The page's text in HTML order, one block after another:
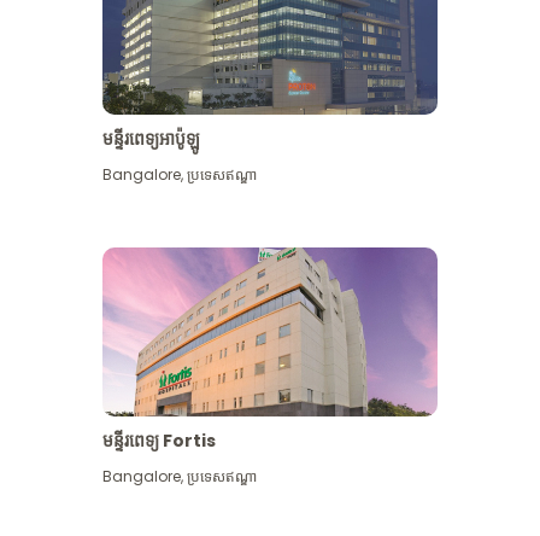
មើល​ច្រើន​ទៀត
មន្ទីរពេទ្យអាប៉ូឡូ
Bangalore,ប្រទេសឥណ្ឌា
មន្ទីរពេទ្យ Fortis
Bangalore,ប្រទេសឥណ្ឌា